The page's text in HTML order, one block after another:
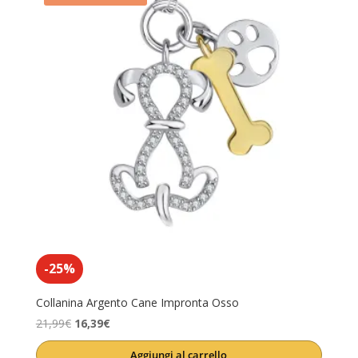
-25%
Collanina Argento Cane Impronta Osso
21,99€ Il
prezzo
16,39€Il
prezzo
Aggiungi al carrello